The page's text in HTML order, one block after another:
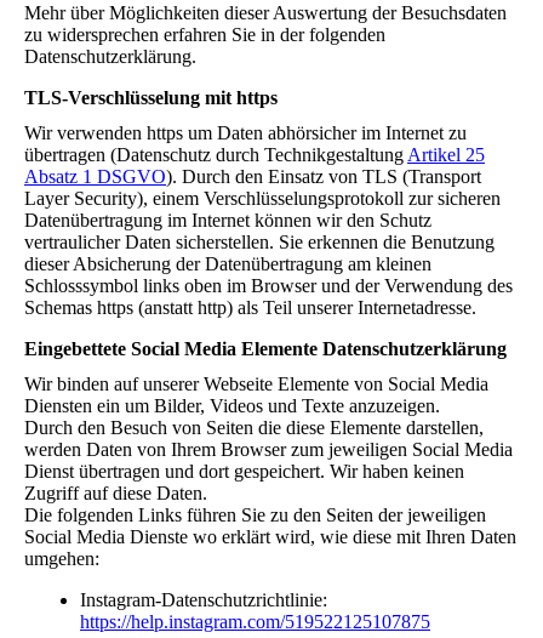
Mehr über Möglichkeiten dieser Auswertung der Besuchsdaten
zu widersprechen erfahren Sie in der folgenden
Datenschutzerklärung.
TLS-Verschlüsselung mit https
Wir verwenden https um Daten abhörsicher im Internet zu
übertragen (Datenschutz durch Technikgestaltung Artikel 25
Absatz 1 DSGVO). Durch den Einsatz von TLS (Transport
Layer Security), einem Verschlüsselungsprotokoll zur sicheren
Datenübertragung im Internet können wir den Schutz
vertraulicher Daten sicherstellen. Sie erkennen die Benutzung
dieser Absicherung der Datenübertragung am kleinen
Schlosssymbol links oben im Browser und der Verwendung des
Schemas https (anstatt http) als Teil unserer Internetadresse.
Eingebettete Social Media Elemente Datenschutzerklärung
Wir binden auf unserer Webseite Elemente von Social Media
Diensten ein um Bilder, Videos und Texte anzuzeigen.
Durch den Besuch von Seiten die diese Elemente darstellen,
werden Daten von Ihrem Browser zum jeweiligen Social Media
Dienst übertragen und dort gespeichert. Wir haben keinen
Zugriff auf diese Daten.
Die folgenden Links führen Sie zu den Seiten der jeweiligen
Social Media Dienste wo erklärt wird, wie diese mit Ihren Daten
umgehen:
Instagram-Datenschutzrichtlinie:
https://help.instagram.com/519522125107875